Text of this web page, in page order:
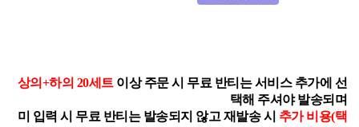
상의+하의 20세트이상 주문 시 무료 반티는 서비스 추가에 선
택해 주셔야 발송되며
미 입력 시 무료 반티는 발송되지 않고 재발송 시 추가 비용(택